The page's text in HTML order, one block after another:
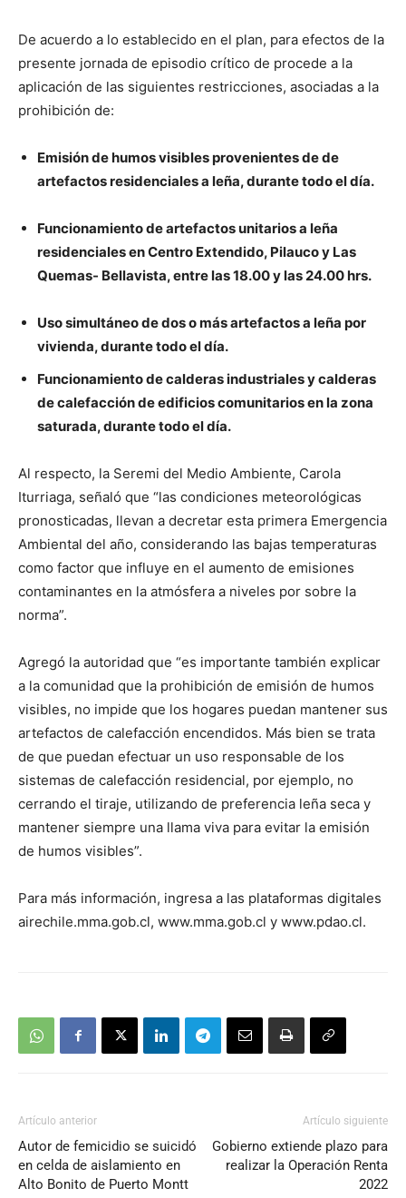
De acuerdo a lo establecido en el plan, para efectos de la
presente jornada de episodio crítico de procede a la
aplicación de las siguientes restricciones, asociadas a la
prohibición de:
Emisión de humos visibles provenientes de de
artefactos residenciales a leña, durante todo el día.
Funcionamiento de artefactos unitarios a leña
residenciales en Centro Extendido, Pilauco y Las
Quemas- Bellavista, entre las 18.00 y las 24.00 hrs.
Uso simultáneo de dos o más artefactos a leña por
vivienda, durante todo el día.
Funcionamiento de calderas industriales y calderas
de calefacción de edificios comunitarios en la zona
saturada, durante todo el día.
Al respecto, la Seremi del Medio Ambiente, Carola
Iturriaga, señaló que “las condiciones meteorológicas
pronosticadas, llevan a decretar esta primera Emergencia
Ambiental del año, considerando las bajas temperaturas
como factor que influye en el aumento de emisiones
contaminantes en la atmósfera a niveles por sobre la
norma”.
Agregó la autoridad que “es importante también explicar
a la comunidad que la prohibición de emisión de humos
visibles, no impide que los hogares puedan mantener sus
artefactos de calefacción encendidos. Más bien se trata
de que puedan efectuar un uso responsable de los
sistemas de calefacción residencial, por ejemplo, no
cerrando el tiraje, utilizando de preferencia leña seca y
mantener siempre una llama viva para evitar la emisión
de humos visibles”.
Para más información, ingresa a las plataformas digitales
airechile.mma.gob.cl, www.mma.gob.cl y www.pdao.cl.
Artículo anterior
Autor de femicidio se suicidó
en celda de aislamiento en
Alto Bonito de Puerto Montt
Artículo siguiente
Gobierno extiende plazo para
realizar la Operación Renta
2022